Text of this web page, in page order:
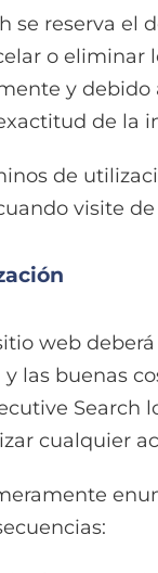
se reserva el
o eliminar
y
de la
de
visite
web
las buenas
Search
cualquier